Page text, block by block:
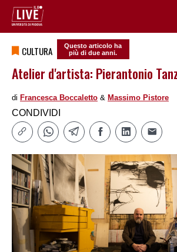
CULTURA
Questo articolo ha
più di due anni.
Atelier d'artista: Pierantonio
di Francesca Boccaletto & Massimo Pistore
CONDIVIDI